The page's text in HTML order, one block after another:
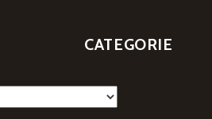
CATEGORIE